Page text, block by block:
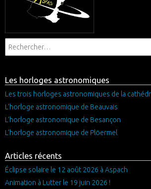
Les horloges astronomiques
Les trois horloges astronomiques de la
L’horloge astronomique de Beauvais
L’horloge astronomique de Besançon
L’horloge astronomique de Plöermel
Articles récents
Éclipse solaire le 12 août 2026 à Aspach
Animation à Lutter le 19 juin 2026 !